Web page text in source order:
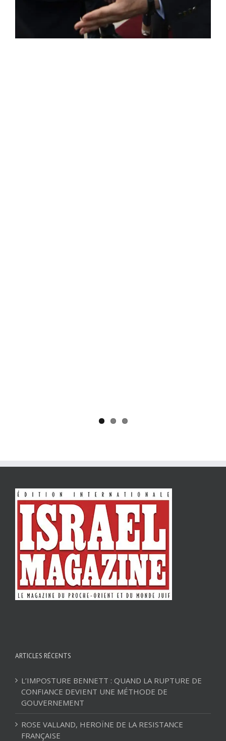
ROSE VALLAND, HEROÏNE DE LA RESISTANCE
ARTICLES RÉCENTS
L’IMPOSTURE BENNETT : QUAND LA RUPTURE DE
CONFIANCE DEVIENT UNE MÉTHODE DE
GOUVERNEMENT
ROSE VALLAND, HEROÏNE DE LA RESISTANCE
FRANÇAISE